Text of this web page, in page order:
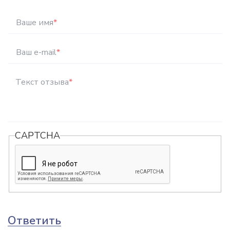
Ваше имя*
Ваш e-mail*
Текст отзыва*
CAPTCHA
Ответить